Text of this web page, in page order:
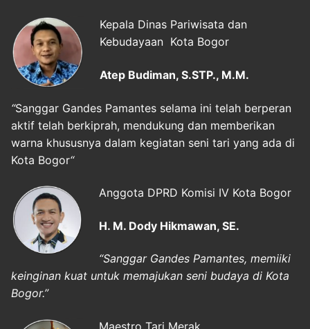
Kepala Dinas Pariwisata dan
Kebudayaan Kota Bogor
Atep Budiman, S.STP., M.M.
“Sanggar Gandes Pamantes selama ini telah berperan
aktif telah berkiprah, mendukung dan memberikan
warna khususnya dalam kegiatan seni tari yang ada di
Kota Bogor“
Anggota DPRD Komisi IV Kota Bogor
H. M. Dody Hikmawan, SE.
“Sanggar Gandes Pamantes, memiiki
keinginan kuat untuk memajukan seni budaya di Kota
Bogor.”